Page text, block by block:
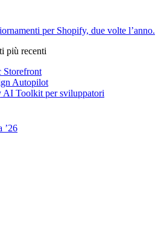
per Shopify, due volte l’anno.
più recenti
Storefront
Autopilot
AI Toolkit per sviluppatori
’26